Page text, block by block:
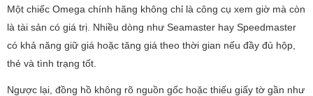
Một chiếc Omega chính hãng không chỉ là công cụ xem giờ mà còn
là tài sản có giá trị. Nhiều dòng như Seamaster hay Speedmaster
có khả năng giữ giá hoặc tăng giá theo thời gian nếu đầy đủ hộp,
thẻ và tình trạng tốt.
Ngược lại, đồng hồ không rõ nguồn gốc hoặc thiếu giấy tờ gần như